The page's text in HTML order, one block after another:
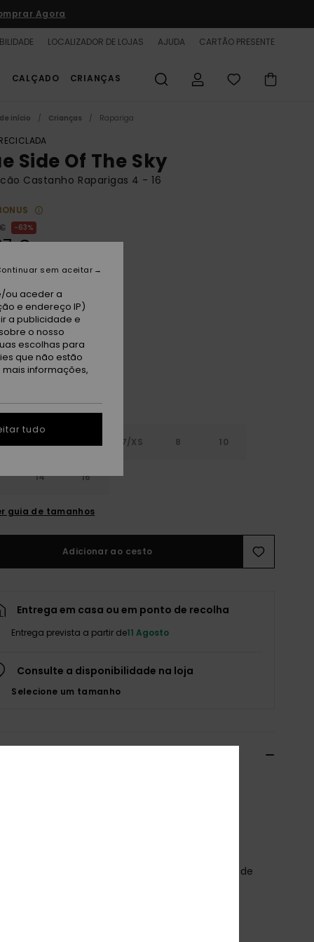
Agora
LOCALIZADOR DE LOJAS AJUDA CARTÃO PRESENTE
CALÇADO CRIANÇAS
início Crianças Rapariga
Side Of The Sky
Castanho Raparigas 4 - 16
63%
€
7/XS 8 10
14 16
guia de tamanhos
Adicionar ao cesto
Entrega em casa ou em ponto de recolha
Entrega prevista a partir de11 Agosto
Consulte a disponibilidade na loja
Selecione um tamanho
Tecido waffle de peso médio em mistura de
ou aceder a
e endereço IP)
a publicidade e
o nosso
escolhas para
que não estão
informações,
sem aceitar
tudo